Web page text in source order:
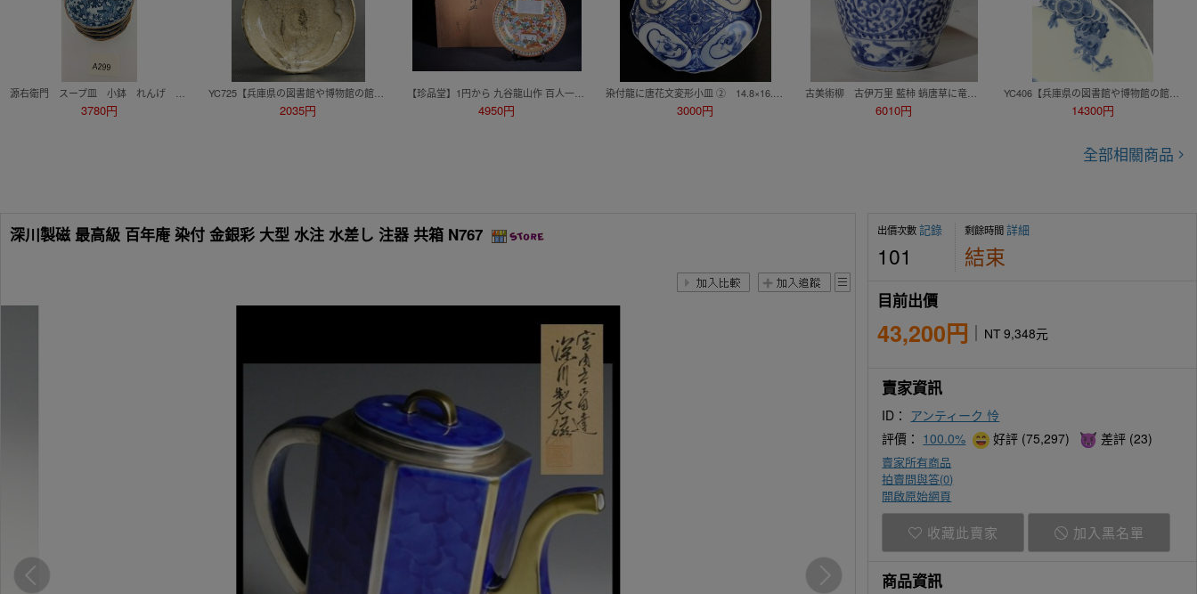
3780円 2035円 4950円 3000円
古美術柳 古伊万里 藍柿 蛸唐草に竜田川文 蕎麦猪口 江戸中期
6010円
YC406【兵庫県の図書館や博物館の館長を歴任された歴史研究家遺族委託品】江戸時代 古伊万里 龍文皿 優品
14300円
全部相關商品
深川製磁 最高級 百年庵 染付 金銀彩 大型 水注 水差し 注器 共箱 N767 出價次數記錄
101
剩餘時間詳細
結束
目前出價
43,200円 NT 9,348元
賣家資訊
ID： アンティーク 怜
評價： 100.0% 好評 (75,297) 差評 (23)
賣家所有商品
拍賣問與答(0)
開啟原始網頁
收藏此賣家 加入黑名單
商品資訊